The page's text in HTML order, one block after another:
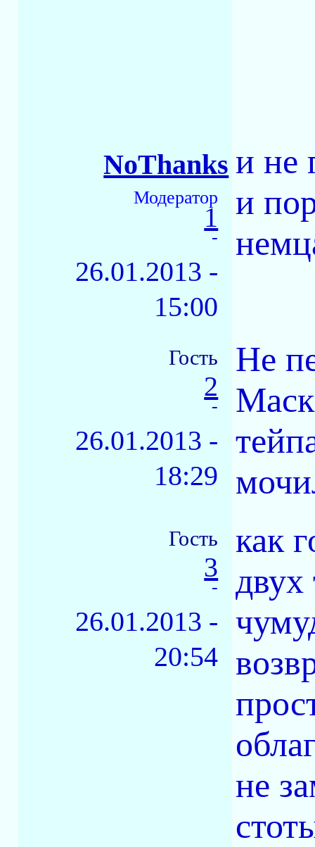
NoThanks
Модератор
1
-
26.01.2013 -
15:00
и не
и
Гость
2
-
26.01.2013 -
18:29
Не
Гость
3
-
26.01.2013 -
20:54
как
не